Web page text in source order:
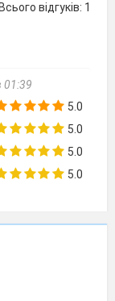
;
і знання
з
тобі
Всього відгуків: 1
01:39
5.0
5.0
5.0
5.0